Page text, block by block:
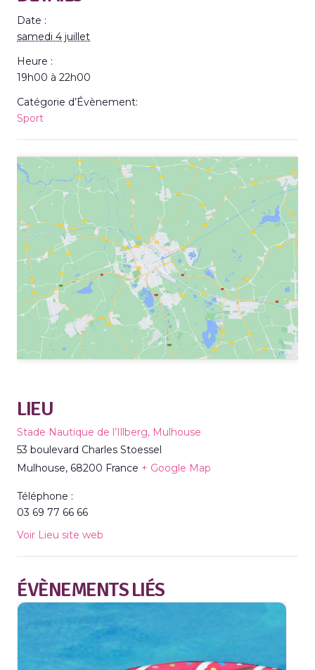
Date :
samedi 4 juillet
Heure :
19h00 à 22h00
Catégorie d’Évènement:
Sport
LIEU
Stade Nautique de l’Illberg, Mulhouse
53 boulevard Charles Stoessel
Mulhouse, 68200 France + Google Map
Téléphone :
03 69 77 66 66
Voir Lieu site web
ÉVÈNEMENTS LIÉS